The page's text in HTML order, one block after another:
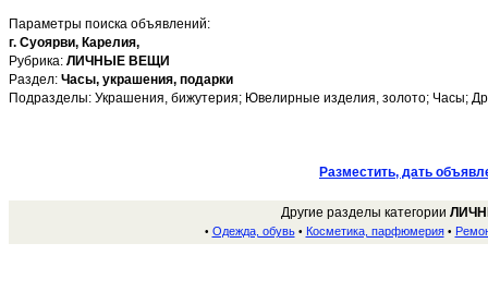
Параметры поиска объявлений:
г. Суоярви, Карелия,
Рубрика: ЛИЧНЫЕ ВЕЩИ
Раздел: Часы, украшения, подарки
Подразделы: Украшения, бижутерия; Ювелирные изделия, золото; Часы;
Разместить, дать
Другие разделы категории
• Одежда, обувь• Косметика, парфюмерия•